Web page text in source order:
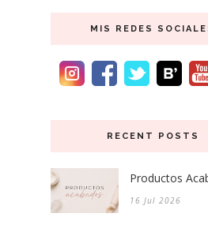
MIS REDES
RECENT POSTS
Productos
16 Jul 2026